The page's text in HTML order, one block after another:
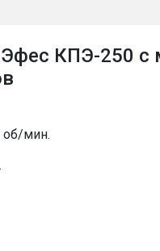
КПЭ-250 с
об/мин.